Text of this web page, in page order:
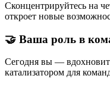
Сконцентрируйтесь на
откроет новые
🤝 Ваша роль в
Сегодня вы —
катализатором для